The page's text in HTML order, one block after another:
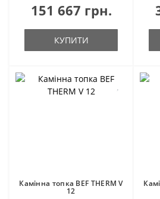
151 667 грн.
КУПИТИ
Камінна топка BEF THERM V
12